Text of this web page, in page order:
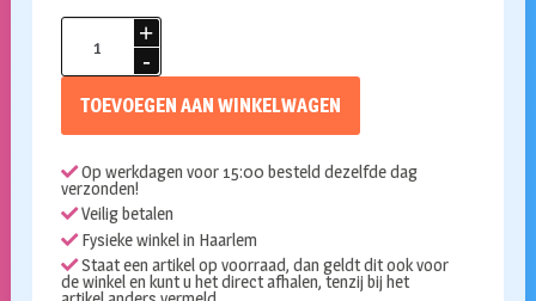
rond
stuk
aantal
TOEVOEGEN AAN WINKELWAGEN
Op werkdagen voor 15:00 besteld dezelfde dag
verzonden!
Veilig betalen
Fysieke winkel in Haarlem
Staat een artikel op voorraad, dan geldt dit ook voor
de winkel en kunt u het direct afhalen, tenzij bij het